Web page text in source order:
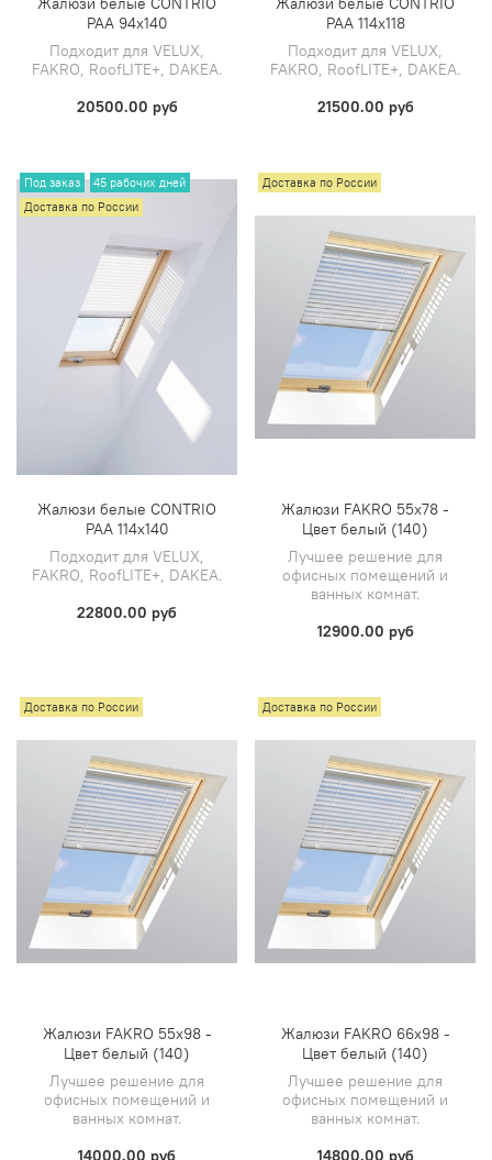
PAA 94х140
Подходит для VELUX,
FAKRO, RoofLITE+, DAKEA.
20500.00 руб
PAA 114х118
Подходит для VELUX,
FAKRO, RoofLITE+, DAKEA.
21500.00 руб
Под заказ
45 рабочих дней
Доставка по России
Жалюзи белые CONTRIO
PAA 114х140
Подходит для VELUX,
FAKRO, RoofLITE+, DAKEA.
22800.00 руб
Доставка по России
Жалюзи FAKRO 55х78 -
Цвет белый (140)
Лучшее решение для
офисных помещений и
ванных комнат.
12900.00 руб
Доставка по России
Жалюзи FAKRO 55х98 -
Цвет белый (140)
Лучшее решение для
офисных помещений и
ванных комнат.
14000.00 руб
Доставка по России
Жалюзи FAKRO 66х98 -
Цвет белый (140)
Лучшее решение для
офисных помещений и
ванных комнат.
14800.00 руб